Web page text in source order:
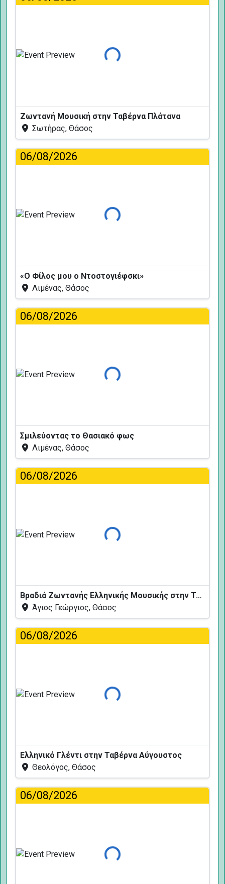
Φόρτωση...
Ζωντανή Μουσική στην Ταβέρνα Πλάτανα
Σωτήρας, Θάσος
06/08/2026
Φόρτωση...
«Ο Φίλος μου ο Ντοστογιέφσκι»
Λιμένας, Θάσος
06/08/2026
Φόρτωση...
Σμιλεύοντας το Θασιακό φως
Λιμένας, Θάσος
06/08/2026
Φόρτωση...
Βραδιά Ζωντανής Ελληνικής Μουσικής στην Ταβέρνα Κελάρι
Άγιος Γεώργιος, Θάσος
06/08/2026
Φόρτωση...
Ελληνικό Γλέντι στην Ταβέρνα Αύγουστος
Θεολόγος, Θάσος
06/08/2026
Φόρτωση...